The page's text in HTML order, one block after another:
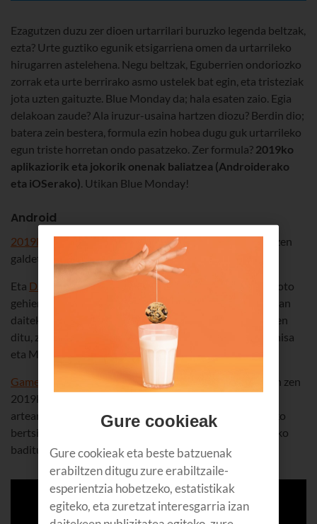
Ezagutzen duzu zer dioen urtarrilari buruzko legenda beltzak,
ezta? Urte guztiko egunik etsigarriena omen da urtarrileko
hirugarren astelehena. Negu beltzak, Eguberrien ondoriozko
zorrak eta urte berrirako asmo ustelek bat egin, eta tristeziak
jota uzten gaituzte. Blue Monday da; hala esaten zaio. Egia
delakoan zaude? Ala iruzur-usaina hartzen diozu? Berdin dio;
batera zein bestera, formula ezin hobea dugu guk urtarrileko
egun triste horretan ondo pasatzeko. Zer formula? 2019ko
aplikaziorik eta jokorik onenak baliatzea (Androiderako
eta iOSerako). Utikan Blue Monday!
Android
2019ko mugikorretarako aplikazio eta joko onenazein zen
galdetu zien Googlek erabiltzaileei.
Eta DAZN: Deportes en Directoaplikazioak jaso zuen boto
gehien. Ezagutzen ez baduzu, probatzeko egun egokia izan
daiteke Blue Monday. Mota guztietako kirolak eskaintzen
ditu, zuzenean eta nahieran: futbol ingelesa, boxeoa, tenisa
eta MotoGP, besteak beste.
Gamerrek ere man zuten beren epaia
. Badakizu zein izan zen
2019ko jokorik onena?
artean klasikoa da. 2019an estreinatu zen mugikorrerako
bertsioa, eta arrakasta ukaezina izan zuen. Tiroak gustuko
badituzu, hauxe da zure jokoa.
Gure cookieak
Gure cookieak eta beste batzuenak
erabiltzen ditugu zure erabiltzaile-
esperientzia hobetzeko, estatistikak
egiteko, eta zuretzat interesgarria izan